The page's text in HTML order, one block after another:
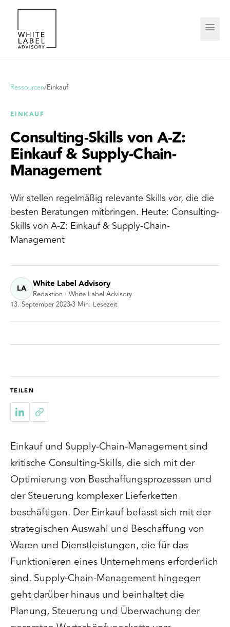
Ressourcen/Einkauf
EINKAUF
Consulting-Skills von A-Z:
Einkauf & Supply-Chain-
Management
Wir stellen regelmäßig relevante Skills vor, die die
besten Beratungen mitbringen. Heute: Consulting-
Skills von A-Z: Einkauf & Supply-Chain-
Management
LA White Label Advisory
Redaktion · White Label Advisory
13. September 20233 Min. Lesezeit
TEILEN
Einkauf und Supply-Chain-Management sind
kritische Consulting-Skills, die sich mit der
Optimierung von Beschaffungsprozessen und
der Steuerung komplexer Lieferketten
beschäftigen. Der Einkauf befasst sich mit der
strategischen Auswahl und Beschaffung von
Waren und Dienstleistungen, die für das
Funktionieren eines Unternehmens erforderlich
sind. Supply-Chain-Management hingegen
geht darüber hinaus und beinhaltet die
Planung, Steuerung und Überwachung der